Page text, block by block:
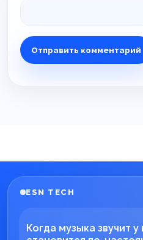
ESN TECH
Когда музыка звучит